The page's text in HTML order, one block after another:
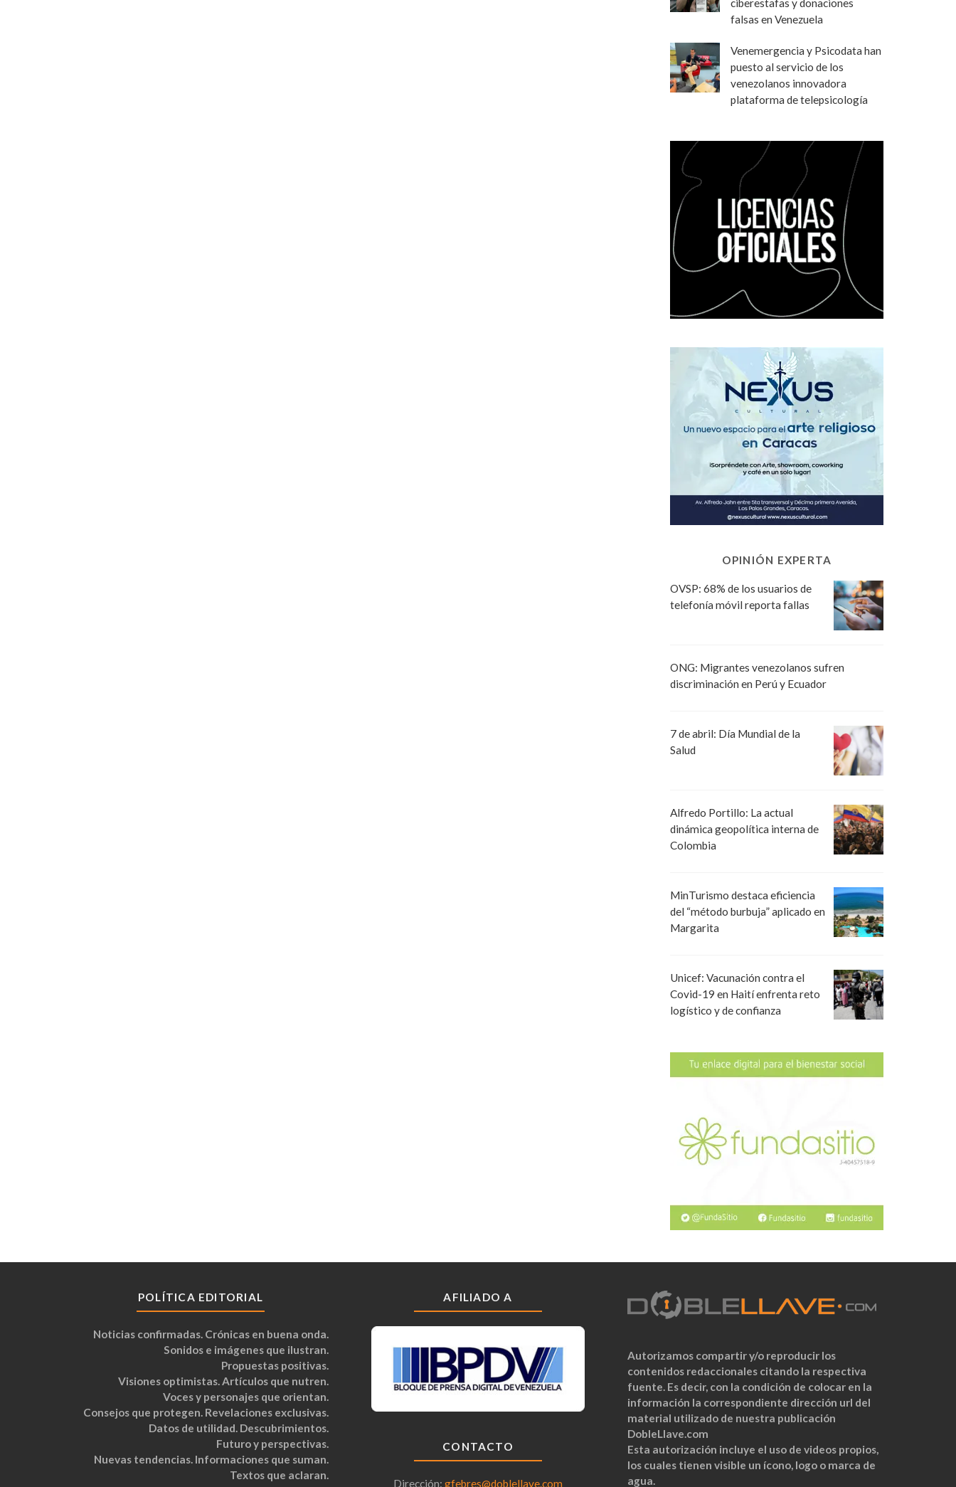
ciberestafas y donaciones
falsas en Venezuela
Venemergencia y Psicodata han
puesto al servicio de los
venezolanos innovadora
plataforma de telepsicología
OPINIÓN EXPERTA
OVSP: 68% de los usuarios de
telefonía móvil reporta fallas
ONG: Migrantes venezolanos sufren
discriminación en Perú y Ecuador
7 de abril: Día Mundial de la
Salud
Alfredo Portillo: La actual
dinámica geopolítica interna de
Colombia
MinTurismo destaca eficiencia
del “método burbuja” aplicado en
Margarita
Unicef: Vacunación contra el
Covid-19 en Haití enfrenta reto
logístico y de confianza
POLÍTICA EDITORIAL
Noticias confirmadas. Crónicas en buena onda.
Sonidos e imágenes que ilustran.
Propuestas positivas.
Visiones optimistas. Artículos que nutren.
Voces y personajes que orientan.
Consejos que protegen. Revelaciones exclusivas.
Datos de utilidad. Descubrimientos.
Futuro y perspectivas.
Nuevas tendencias. Informaciones que suman.
Textos que aclaran.
AFILIADO A
CONTACTO
Dirección: gfebres@doblellave.com
Autorizamos compartir y/o reproducir los
contenidos redaccionales citando la respectiva
fuente. Es decir, con la condición de colocar en la
información la correspondiente dirección url del
material utilizado de nuestra publicación
DobleLlave.com
Esta autorización incluye el uso de videos propios,
los cuales tienen visible un ícono, logo o marca de
agua.